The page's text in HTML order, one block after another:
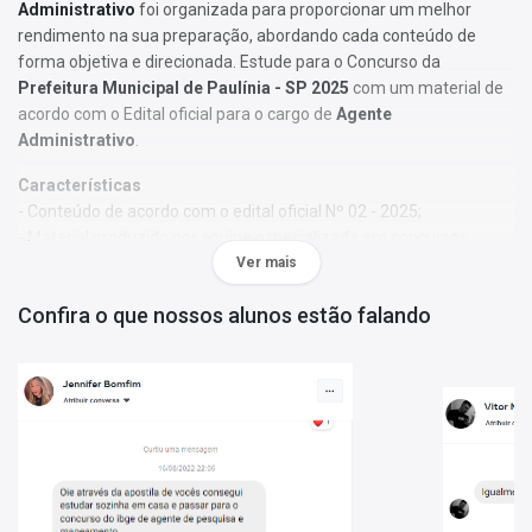
Administrativo foi organizada para proporcionar um melhor
rendimento na sua preparação, abordando cada conteúdo de
forma objetiva e direcionada. Estude para o Concurso da
Prefeitura Municipal de Paulínia - SP 2025 com um material de
acordo com o Edital oficial para o cargo de Agente
Administrativo
Características
- Conteúdo de acordo com o edital oficial Nº 02 - 2025;
- Material produzido por equipe especializada em concursos
- Você receberá um bônus especial: Curso Online de disciplinas
básicas (Língua Portuguesa e Informática).
temas são abordados conforme o referencial adotado pelos
Matérias da Apostila:
Matemática e Raciocínio Lógico
Noções de Informática
Ver mais
Confira o que nossos alunos estão falando